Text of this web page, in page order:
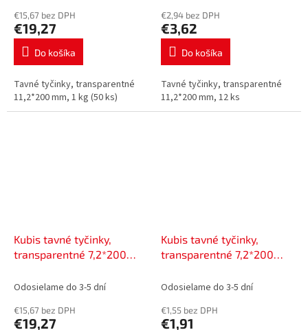
€15,67 bez DPH
€19,27
Do košíka
Tavné tyčinky, transparentné
11,2*200 mm, 1 kg (50 ks)
€2,94 bez DPH
€3,62
Do košíka
Tavné tyčinky, transparentné
11,2*200 mm, 12 ks
Kubis tavné tyčinky,
transparentné 7,2*200
01-06-0721
Odosielame do 3-5 dní
€15,67 bez DPH
€19,27
Kubis tavné tyčinky,
transparentné 7,2*200
Odosielame do 3-5 dní
€1,55 bez DPH
€1,91